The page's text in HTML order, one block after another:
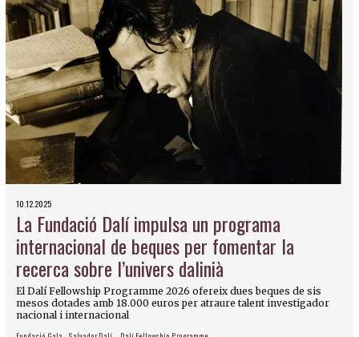
10.12.2025
La Fundació Dalí impulsa un programa
internacional de beques per fomentar la
recerca sobre l’univers dalinià
El Dalí Fellowship Programme 2026 ofereix dues beques de sis
mesos dotades amb 18.000 euros per atraure talent investigador
nacional i internacional